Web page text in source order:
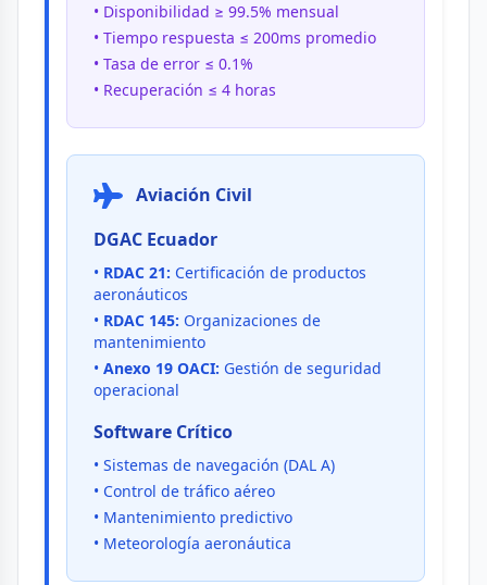
• Disponibilidad ≥ 99.5% mensual
• Tiempo respuesta ≤ 200ms promedio
• Tasa de error ≤ 0.1%
• Recuperación ≤ 4 horas
Aviación Civil
DGAC Ecuador
• RDAC 21: Certificación de productos
aeronáuticos
• RDAC 145: Organizaciones de
mantenimiento
• Anexo 19 OACI: Gestión de seguridad
operacional
Software Crítico
• Sistemas de navegación (DAL A)
• Control de tráfico aéreo
• Mantenimiento predictivo
• Meteorología aeronáutica